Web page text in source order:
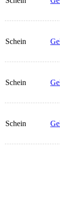
Schein
Schein
Schein